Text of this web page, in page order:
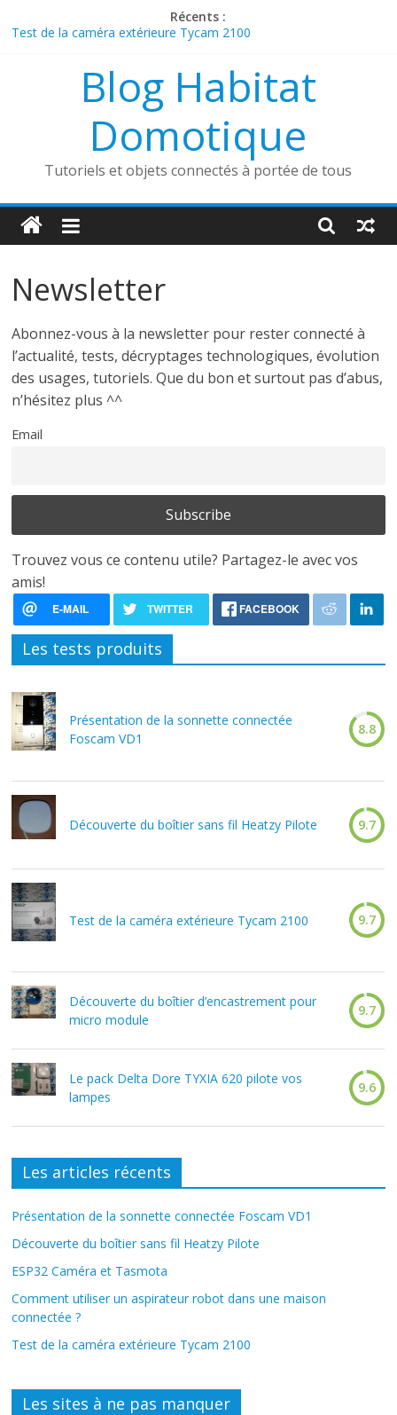
au
Récents :
Test de la caméra extérieure Tycam 2100
Découverte du boîtier sans fil Heatzy Pilote
ESP32 Caméra et Tasmota
Comment utiliser un aspirateur robot dans une maison
Blog Habitat
Domotique
Tutoriels et objets connectés à portée de tous
Newsletter
Abonnez-vous à la newsletter pour rester connecté à
l’actualité, tests, décryptages technologiques, évolution
des usages, tutoriels. Que du bon et surtout pas d’abus,
n’hésitez plus ^^
Email
Trouvez vous ce contenu utile? Partagez-le avec vos
amis!
Les tests produits
Présentation de la sonnette connectée
Foscam VD1
8.8
Découverte du boîtier sans fil Heatzy Pilote 9.7
Test de la caméra extérieure Tycam 2100 9.7
Découverte du boîtier d’encastrement pour
micro module
9.7
Le pack Delta Dore TYXIA 620 pilote vos
lampes
9.6
Les articles récents
Présentation de la sonnette connectée Foscam VD1
Découverte du boîtier sans fil Heatzy Pilote
ESP32 Caméra et Tasmota
Comment utiliser un aspirateur robot dans une maison
connectée ?
Test de la caméra extérieure Tycam 2100
Les sites à ne pas manquer